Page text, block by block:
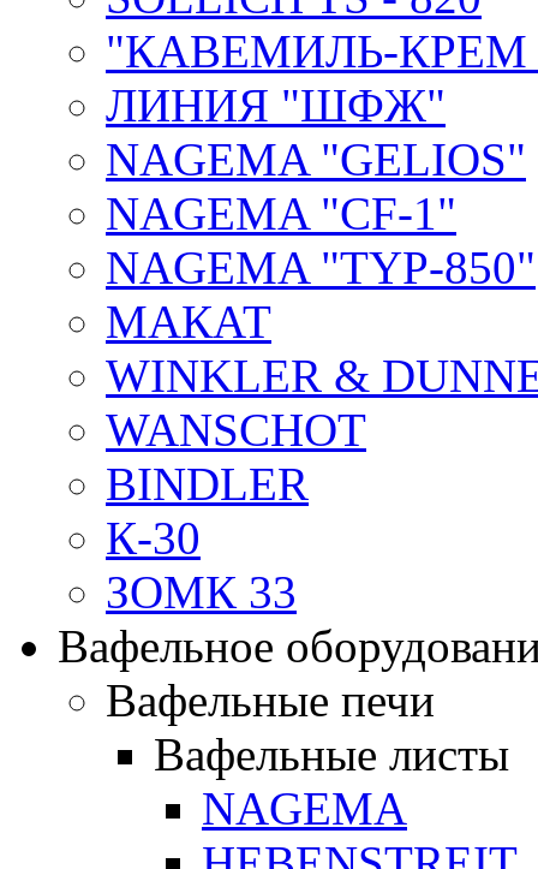
"КАВЕМИЛЬ-КРЕМ
ЛИНИЯ "ШФЖ"
NAGEMA "GELIOS"
NAGEMA "CF-1"
NAGEMA "TYP-850"
МАКАТ
WINKLER &
WANSCHOT
BINDLER
К-30
ЗОМК 33
Вафельное
Вафельные печи
Вафельные листы
NAGEMA